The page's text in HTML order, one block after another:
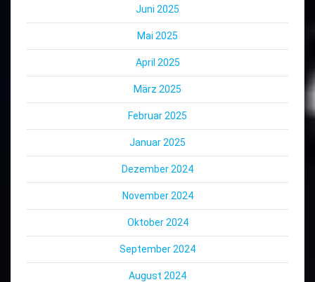
Juni 2025
Mai 2025
April 2025
März 2025
Februar 2025
Januar 2025
Dezember 2024
November 2024
Oktober 2024
September 2024
August 2024